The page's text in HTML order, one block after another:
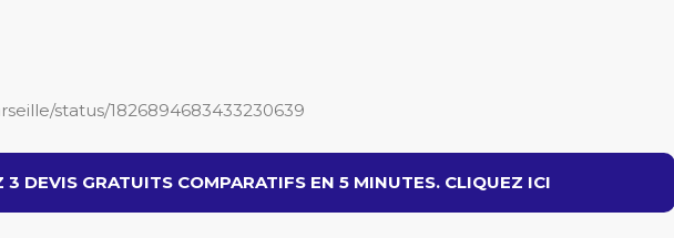
status/1826894683433230639
3 DEVIS GRATUITS COMPARATIFS EN 5 MINUTES. CLIQUEZ ICI